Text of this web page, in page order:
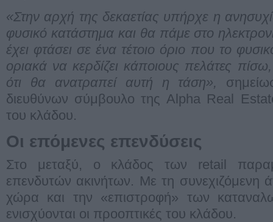
«Στην αρχή της δεκαετίας υπήρχε η
φυσικό κατάστημα και θα πάμε στο
έχει φτάσει σε ένα τέτοιο όριο που το
οριακά να κερδίζει κάποιους πελάτες
ότι θα ανατραπεί αυτή η τάση»,
διευθύνων σύμβουλο της Alpha Real
του κλάδου.
Οι επόμενες επενδύσεις
Στο μεταξύ, ο κλάδος των retail
επενδυτών ακινήτων. Με τη συνεχιζόμενη
χώρα και την «επιστροφή» των
ενισχύονται οι προοπτικές του κλάδου.